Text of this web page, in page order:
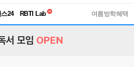
24
독서유형검사
여름방학혜택
서 모임 OPEN